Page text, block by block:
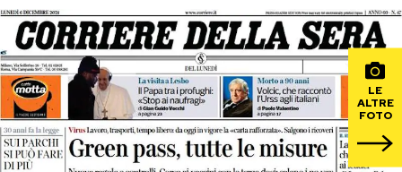
Sport
Mondiali calcio 2026
PODCAST
NEWSLETTER
LE
ALTRE
FOTO